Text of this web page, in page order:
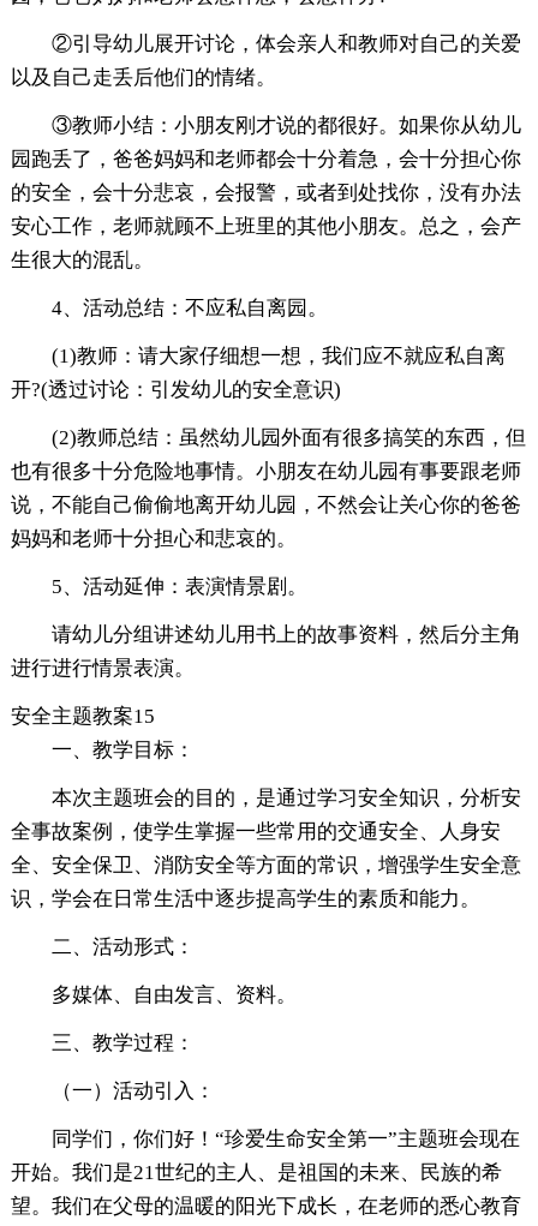
②引导幼儿展开讨论，体会亲人和教师对自己的关爱
以及自己走丢后他们的情绪。
③教师小结：小朋友刚才说的都很好。如果你从幼儿
园跑丢了，爸爸妈妈和老师都会十分着急，会十分担心你
的安全，会十分悲哀，会报警，或者到处找你，没有办法
安心工作，老师就顾不上班里的其他小朋友。总之，会产
生很大的混乱。
4、活动总结：不应私自离园。
(1)教师：请大家仔细想一想，我们应不就应私自离
开?(透过讨论：引发幼儿的安全意识)
(2)教师总结：虽然幼儿园外面有很多搞笑的东西，但
也有很多十分危险地事情。小朋友在幼儿园有事要跟老师
说，不能自己偷偷地离开幼儿园，不然会让关心你的爸爸
妈妈和老师十分担心和悲哀的。
5、活动延伸：表演情景剧。
请幼儿分组讲述幼儿用书上的故事资料，然后分主角
进行进行情景表演。
安全主题教案15
一、教学目标：
本次主题班会的目的，是通过学习安全知识，分析安
全事故案例，使学生掌握一些常用的交通安全、人身安
全、安全保卫、消防安全等方面的常识，增强学生安全意
识，学会在日常生活中逐步提高学生的素质和能力。
二、活动形式：
多媒体、自由发言、资料。
三、教学过程：
（一）活动引入：
同学们，你们好！“珍爱生命安全第一”主题班会现在
开始。我们是21世纪的主人、是祖国的未来、民族的希
望。我们在父母的温暖的阳光下成长，在老师的悉心教育